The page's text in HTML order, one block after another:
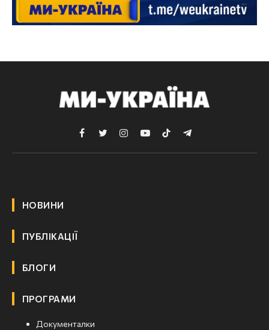
FacebookTwitterInstagramYouTubeTikTokTelegram
НОВИНИ
ПУБЛІКАЦІЇ
БЛОГИ
ПРОГРАМИ
Документалки